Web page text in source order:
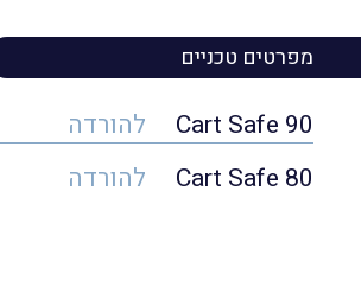
מפרטים טכניים
Cart Safe 90
להורדה
Cart Safe 80
להורדה